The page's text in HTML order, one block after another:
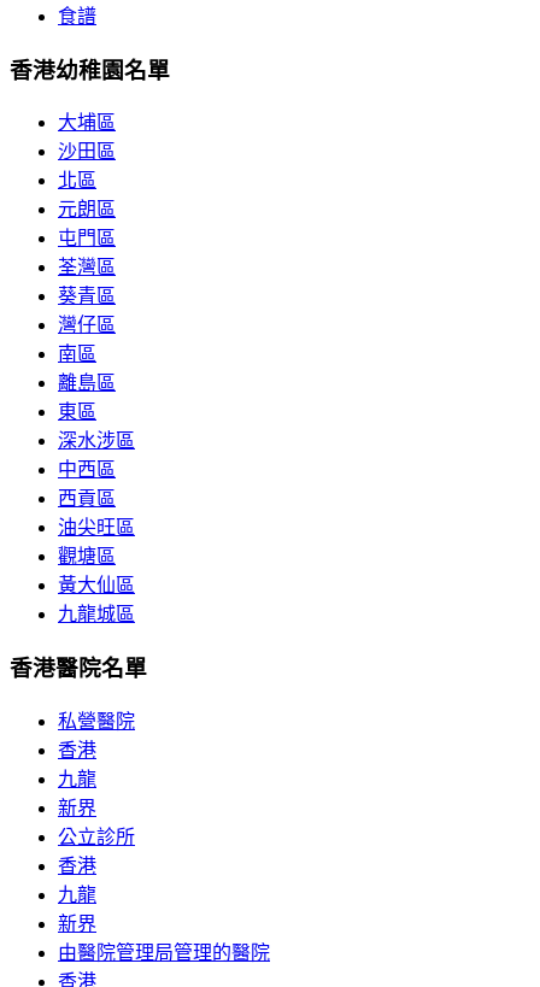
食譜
香港幼稚園名單
大埔區
沙田區
北區
元朗區
屯門區
荃灣區
葵青區
灣仔區
南區
離島區
東區
深水涉區
中西區
西貢區
油尖旺區
觀塘區
黃大仙區
九龍城區
香港醫院名單
私營醫院
香港
九龍
新界
公立診所
香港
九龍
新界
由醫院管理局管理的醫院
香港